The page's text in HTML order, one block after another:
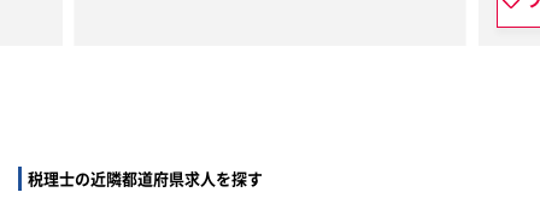
税理士の近隣都道府県求人を探す